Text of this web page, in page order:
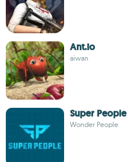
Ant.io
aiwan
Super People
Wonder People